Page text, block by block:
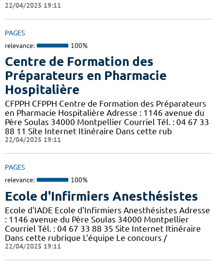
22/04/2025 19:11
PAGES
relevance: 100%
Centre de Formation des
Préparateurs en Pharmacie
Hospitalière
CFPPH CFPPH Centre de Formation des Préparateurs
en Pharmacie Hospitalière Adresse : 1146 avenue du
Père Soulas 34000 Montpellier Courriel Tél. : 04 67 33
88 11 Site Internet Itinéraire Dans cette rub
22/04/2025 19:11
PAGES
relevance: 100%
Ecole d'Infirmiers Anesthésistes
Ecole d'IADE Ecole d'Infirmiers Anesthésistes Adresse
: 1146 avenue du Père Soulas 34000 Montpellier
Courriel Tél. : 04 67 33 88 35 Site Internet Itinéraire
Dans cette rubrique L'équipe Le concours /
22/04/2025 19:11